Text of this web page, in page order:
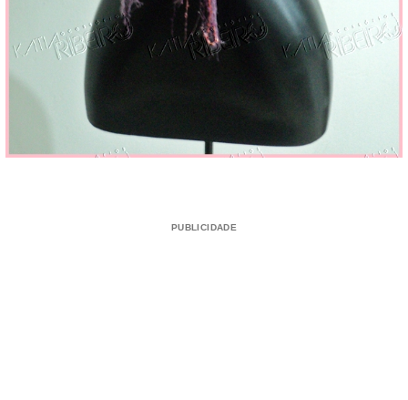
PUBLICIDADE